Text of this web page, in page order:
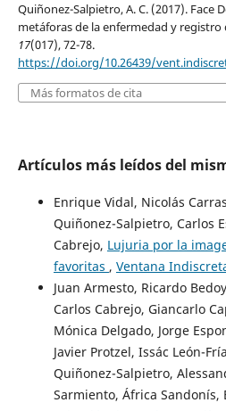
Quiñonez-Salpietro, A. C. (2017). Face
metáforas de la enfermedad y registro
17(017), 72-78.
https://doi.org/10.26439/
Más formatos de cita
Artículos más leídos del
Enrique Vidal, Nicolás
Quiñonez-Salpietro, Carlos
Cabrejo, Lujuria por la
favoritas , Ventana
Juan Armesto, Ricardo
Carlos Cabrejo, Giancarlo
Mónica Delgado, Jorge
Javier Protzel, Issác León-
Quiñonez-Salpietro,
Sarmiento, África Sandonís,